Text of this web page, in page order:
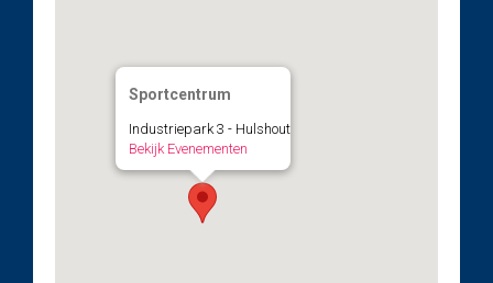
Sportcentrum
Industriepark 3 - Hulshout
Bekijk Evenementen